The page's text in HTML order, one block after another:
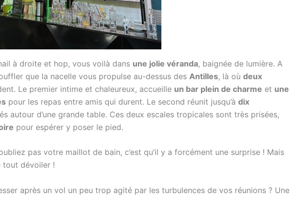
à droite et hop, vous voilà dans une jolie véranda, baignée de lumière. A
que la nacelle vous propulse au-dessus des Antilles, là où deux
Le premier intime et chaleureux, accueille un bar plein de charme et une
pour les repas entre amis qui durent. Le second réunit jusqu’à dix
autour d’une grande table. Ces deux escales tropicales sont très prisées,
pour espérer y poser le pied.
pas votre maillot de bain, c’est qu’il y a forcément une surprise ! Mais
tout dévoiler !
après un vol un peu trop agité par les turbulences de vos réunions ? Une